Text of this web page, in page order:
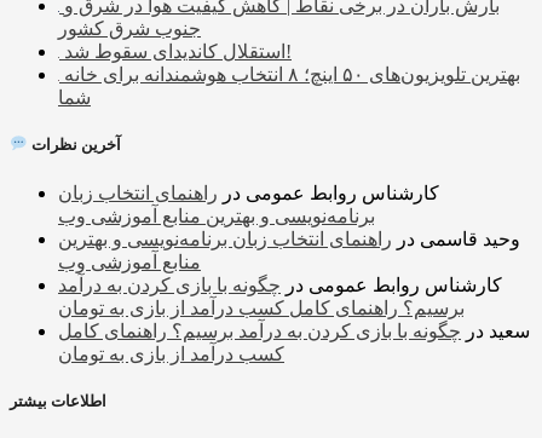
بارش باران در برخی نقاط | کاهش کیفیت هوا در شرق و
جنوب شرق کشور
استقلال کاندیدای سقوط شد!
بهترین تلویزیون‌های ۵۰ اینچ؛ ۸ انتخاب هوشمندانه برای خانه
شما
آخرین نظرات
کارشناس روابط عمومی در راهنمای انتخاب زبان
برنامه‌نویسی و بهترین منابع آموزشی وب
وحید قاسمی در راهنمای انتخاب زبان برنامه‌نویسی و بهترین
منابع آموزشی وب
کارشناس روابط عمومی در چگونه با بازی کردن به درآمد
برسیم؟ راهنمای کامل کسب درآمد از بازی به تومان
سعید در چگونه با بازی کردن به درآمد برسیم؟ راهنمای کامل
کسب درآمد از بازی به تومان
اطلاعات بیشتر